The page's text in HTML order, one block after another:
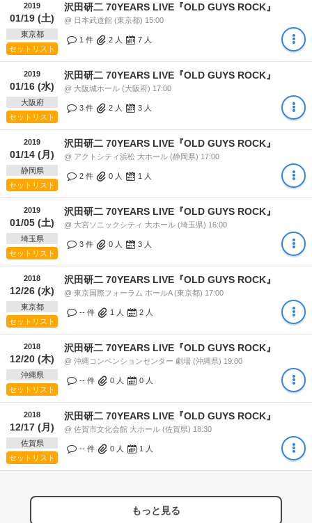
2019
01/19 (土)
東京都
セットリスト
沢田研二 70YEARS LIVE『OLD GUYS ROCK』
@ 日本武道館 (東京都) 15:00
1 件 2 人 7 人
2019
01/16 (水)
大阪府
セットリスト
沢田研二 70YEARS LIVE『OLD GUYS ROCK』
@ 大阪城ホール (大阪府) 17:00
3 件 2 人 3 人
2019
01/14 (月)
静岡県
セットリスト
沢田研二 70YEARS LIVE『OLD GUYS ROCK』
@ アクトシティ浜松 大ホール (静岡県) 17:00
2 件 0 人 1 人
2019
01/05 (土)
埼玉県
セットリスト
沢田研二 70YEARS LIVE『OLD GUYS ROCK』
@ 大宮ソニックシティ 大ホール (埼玉県) 16:00
3 件 0 人 3 人
2018
12/26 (水)
東京都
セットリスト
沢田研二 70YEARS LIVE『OLD GUYS ROCK』
@ 東京国際フォーラム ホールA (東京都) 17:00
-- 件 1 人 2 人
2018
12/20 (木)
沖縄県
セットリスト
沢田研二 70YEARS LIVE『OLD GUYS ROCK』
@ 沖縄コンベンションセンター 劇場 (沖縄県) 19:00
-- 件 0 人 0 人
2018
12/17 (月)
佐賀県
セットリスト
沢田研二 70YEARS LIVE『OLD GUYS ROCK』
@ 佐賀市文化会館 大ホール (佐賀県) 18:30
-- 件 0 人 1 人
もっと見る